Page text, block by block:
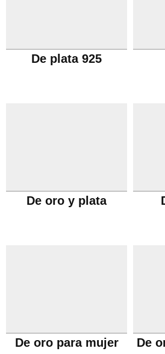
De plata 925
De oro y plata
De oro para mujer De